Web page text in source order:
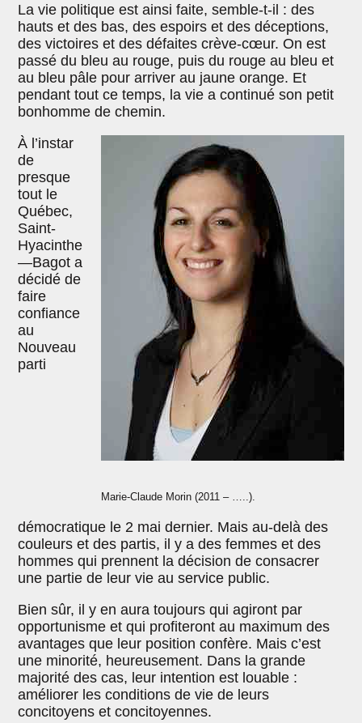
La vie politique est ainsi faite, semble-t-il : des
hauts et des bas, des espoirs et des déceptions,
des victoires et des défaites crève-cœur. On est
passé du bleu au rouge, puis du rouge au bleu et
au bleu pâle pour arriver au jaune orange. Et
pendant tout ce temps, la vie a continué son petit
bonhomme de chemin.
Marie-Claude Morin (2011 – …..).
À l’instar
de
presque
tout le
Québec,
Saint-
Hyacinthe
—Bagot a
décidé de
faire
confiance
au
Nouveau
parti
démocratique le 2 mai dernier. Mais au-delà des
couleurs et des partis, il y a des femmes et des
hommes qui prennent la décision de consacrer
une partie de leur vie au service public.
Bien sûr, il y en aura toujours qui agiront par
opportunisme et qui profiteront au maximum des
avantages que leur position confère. Mais c’est
une minorité, heureusement. Dans la grande
majorité des cas, leur intention est louable :
améliorer les conditions de vie de leurs
concitoyens et concitoyennes.